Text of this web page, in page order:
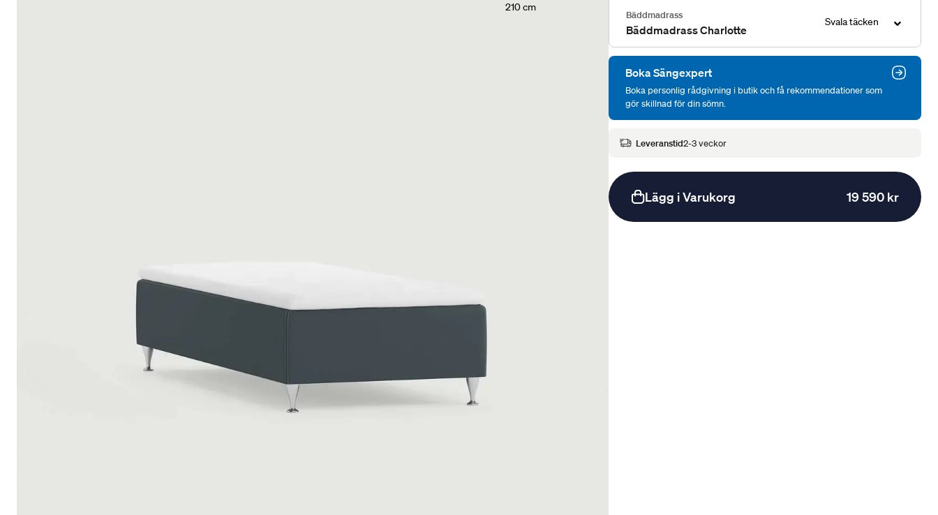
210 cm
Svala täcken
Bäddmadrass
Bäddmadrass Charlotte
Boka Sängexpert
Boka personlig rådgivning i butik och få rekommendationer som
gör skillnad för din sömn.
Leveranstid2-3 veckor
Lägg i Varukorg 19 590 kr